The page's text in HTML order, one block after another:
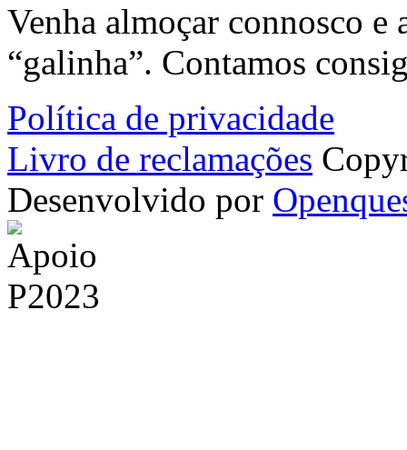
Venha almoçar connosco e
“galinha”. Contamos
Política de privacidade
Livro de reclamações
Desenvolvido por